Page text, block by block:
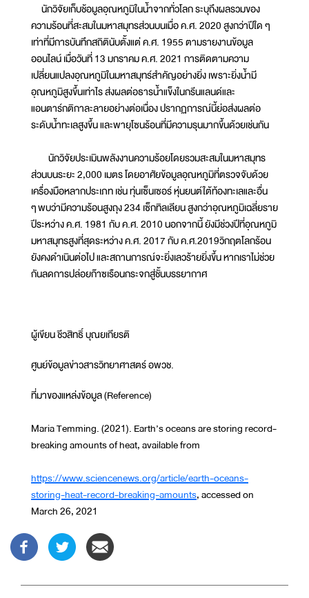
นักวิจัยเก็บช้อมูลอุณหภูมิในน้ำจากทั่วโลก ระบุถึงผลรวมของ
ความร้อนที่สะสมในมหาสมุทรส่วนบนเมื่อ ค.ศ. 2020 สูงกว่าปีใด ๆ
เท่าที่มีการบันทึกสถิตินับตั้งแต่ ค.ศ. 1955 ตามรายงานข้อมูล
ออนไลน์ เมื่อวันที่ 13 มกราคม ค.ศ. 2021 การติดตามความ
เปลี่ยนแปลงอุณหภูมิในมหาสมุทร์สำคัญอย่างยิ่ง เพราะยิ่งน้ำมี
อุณหภูมิสูงขึ้นเท่าไร ส่งผลต่อธารน้ำแข็งในกรีนแลนด์และ
แอนตาร์กติกาละลายอย่างต่อเนื่อง ปรากฏการณ์นี้ย่อส่งผลต่อ
ระดับน้ำทะเลสูงขึ้น และพายุโซนร้อนที่มีความรุนมากขึ้นด้วยเช่นกัน
นักวิจัยประเมินพลังงานความร้อยโดยรวมสะสมในมหาสมุทร
ส่วนบนระยะ 2,000 เมตร โดยอาศัยข้อมูลอุณหภูมิที่ตรวจจับด้วย
เครื่องมือหลากประเภท เช่น ทุ่นเซ็นเซอร์ หุ่นยนต์ใต้ท้องทะเลและอื่น
ๆ พบว่ามีความร้อนสูงถุง 234 เซ็กทิลเลียน สูงกว่าอุณหภูมิเฉลี่ยราย
ปีระหว่าง ค.ศ. 1981 กับ ค.ศ. 2010 นอกจากนี้ ยังมีช่วงปีที่อุณหภูมิ
มหาสมุทรสูงที่สุดระหว่าง ค.ศ. 2017 กับ ค.ศ.2019วิกฤตโลกร้อน
ยังคงดำเนินต่อไป และสถานการณ์จะยิ่งเลวร้ายยิ่งขึ้น หากเราไม่ช่วย
กันลดการปล่อยก๊าซเรือนกระจกสู่ชั้นบรรยากาศ
ผู้เขียน ชีวสิทธิ์ บุณยเกียรติ
ศูนย์ข้อมูลข่าวสารวิทยาศาสตร์ อพวช.
ที่มาของแหล่งข้อมูล (Reference)
Maria Temming. (2021). Earth’s oceans are storing record-
breaking amounts of heat, available from
https://www.sciencenews.org/article/earth-oceans-
storing-heat-record-breaking-amounts, accessed on
March 26, 2021